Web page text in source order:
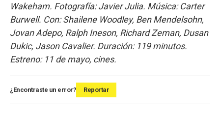
Wakeham. Fotografía: Javier Julia. Música: Carter
Burwell. Con: Shailene Woodley, Ben Mendelsohn,
Jovan Adepo, Ralph Ineson, Richard Zeman, Dusan
Dukic, Jason Cavalier. Duración: 119 minutos.
Estreno: 11 de mayo, cines.
¿Encontraste un error? Reportar